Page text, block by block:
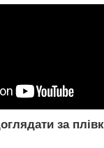
за